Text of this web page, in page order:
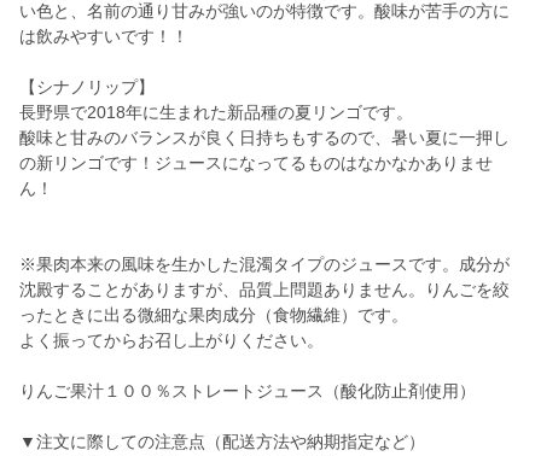
い色と、名前の通り甘みが強いのが特徴です。酸味が苦手の方に
は飲みやすいです！！
【シナノリップ】
長野県で2018年に生まれた新品種の夏リンゴです。
酸味と甘みのバランスが良く日持ちもするので、暑い夏に一押し
の新リンゴです！ジュースになってるものはなかなかありませ
ん！
※果肉本来の風味を生かした混濁タイプのジュースです。成分が
沈殿することがありますが、品質上問題ありません。りんごを絞
ったときに出る微細な果肉成分（食物繊維）です。
よく振ってからお召し上がりください。
りんご果汁１００％ストレートジュース（酸化防止剤使用）
▼注文に際しての注意点（配送方法や納期指定など）